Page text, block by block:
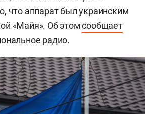
что аппарат был украинским
«Майя». Об этомсообщает
радио.